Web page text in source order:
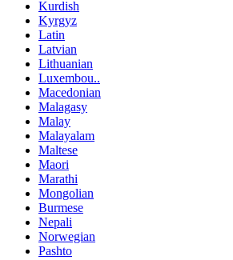
Kurdish
Kyrgyz
Latin
Latvian
Lithuanian
Luxembou..
Macedonian
Malagasy
Malay
Malayalam
Maltese
Maori
Marathi
Mongolian
Burmese
Nepali
Norwegian
Pashto